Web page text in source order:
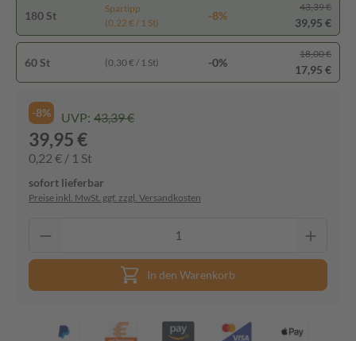
180 St
Spartipp
(0,22 € / 1 St)
-8%
43,39 €
39,95 €
60 St (0,30 € / 1 St) -0%
18,00 €
17,95 €
-8% UVP: 43,39 €
39,95 €
0,22 € / 1 St
sofort lieferbar
Preise inkl. MwSt. ggf. zzgl. Versandkosten
In den Warenkorb